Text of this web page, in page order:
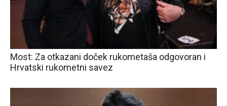
Most: Za otkazani doček rukometaša odgovoran i
Hrvatski rukometni savez